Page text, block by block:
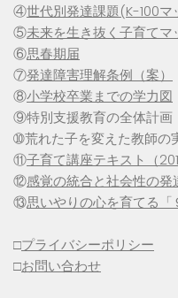
④世代別発達課題(K-100マ
⑤未来を生き抜く子育てマ
⑥思春期届
⑦発達障害理解条例（案）
⑧小学校卒業までの学力図
⑨特別支援教育の全体計画
➉荒れた子を変えた教師の
⑪子育て講座テキスト（
⑫感覚の統合と社会性の発
⑬思いやりの心を育てる「
□プライバシーポリシー
□お問い合わせ